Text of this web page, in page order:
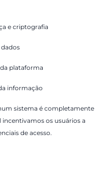
e criptografia
plataforma
informação
sistema é completamente
os usuários a
de acesso.